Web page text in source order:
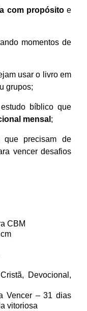
com propósitoe
momentos de
usar o livro em
grupos;
bíblico que
mensal ;
que precisam de
vencer desafios
CBM
Devocional,
Vencer – 31 dias
vitoriosa